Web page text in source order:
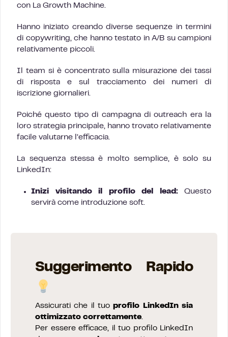
con La Growth Machine.
Hanno iniziato creando diverse sequenze in termini
di copywriting, che hanno testato in A/B su campioni
relativamente piccoli.
Il team si è concentrato sulla misurazione dei tassi
di risposta e sul tracciamento dei numeri di
iscrizione giornalieri.
Poiché questo tipo di campagna di outreach era la
loro strategia principale, hanno trovato relativamente
facile valutarne l’efficacia.
La sequenza stessa è molto semplice, è solo su
LinkedIn:
Inizi visitando il profilo del lead:Questo
servirà come introduzione soft.
Suggerimento Rapido
Assicurati che il tuoprofilo LinkedIn sia
ottimizzato correttamente
Per essere efficace, il tuo profilo LinkedIn